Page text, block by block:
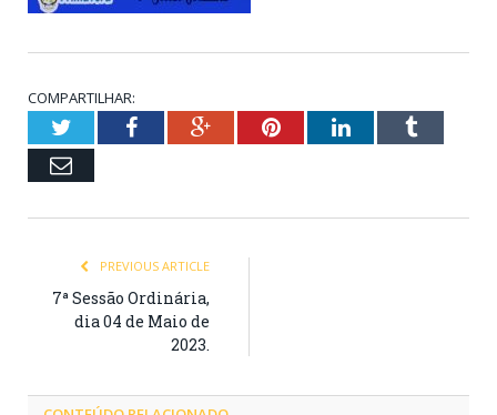
COMPARTILHAR:
TwitterFacebookGoogle+PinterestLinkedInTumblr
Email
PREVIOUS ARTICLE
7ª Sessão Ordinária,
dia 04 de Maio de
2023.